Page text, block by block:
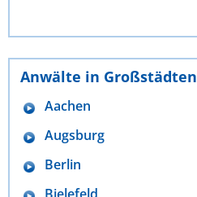
Anwälte in Großstädten
Aachen
Augsburg
Berlin